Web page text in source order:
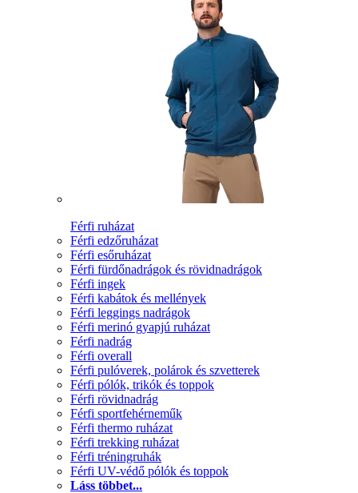
Férfi ruházat
Férfi edzőruházat
Férfi esőruházat
Férfi fürdőnadrágok és rövidnadrágok
Férfi ingek
Férfi kabátok és mellények
Férfi leggings nadrágok
Férfi merinó gyapjú ruházat
Férfi nadrág
Férfi overall
Férfi pulóverek, polárok és szvetterek
Férfi pólók, trikók és toppok
Férfi rövidnadrág
Férfi sportfehérneműk
Férfi thermo ruházat
Férfi trekking ruházat
Férfi tréningruhák
Férfi UV-védő pólók és toppok
Láss többet...